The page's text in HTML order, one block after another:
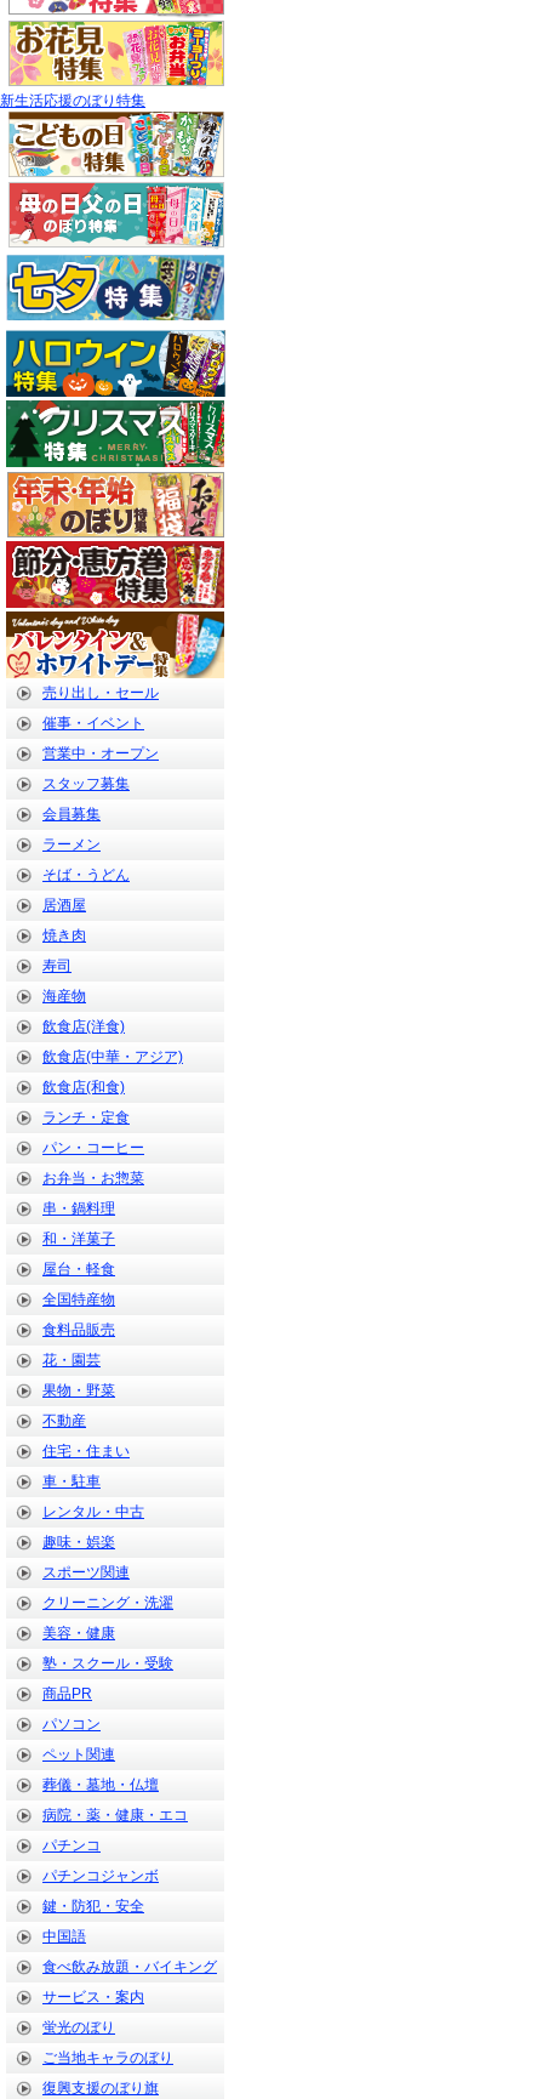
新生活応援のぼり特集
売り出し・セール
催事・イベント
営業中・オープン
スタッフ募集
会員募集
ラーメン
そば・うどん
居酒屋
焼き肉
寿司
海産物
飲食店(洋食)
飲食店(中華・アジア)
飲食店(和食)
ランチ・定食
パン・コーヒー
お弁当・お惣菜
串・鍋料理
和・洋菓子
屋台・軽食
全国特産物
食料品販売
花・園芸
果物・野菜
不動産
住宅・住まい
車・駐車
レンタル・中古
趣味・娯楽
スポーツ関連
クリーニング・洗濯
美容・健康
塾・スクール・受験
商品PR
パソコン
ペット関連
葬儀・墓地・仏壇
病院・薬・健康・エコ
パチンコ
パチンコジャンボ
鍵・防犯・安全
中国語
食べ飲み放題・バイキング
サービス・案内
蛍光のぼり
ご当地キャラのぼり
復興支援のぼり旗